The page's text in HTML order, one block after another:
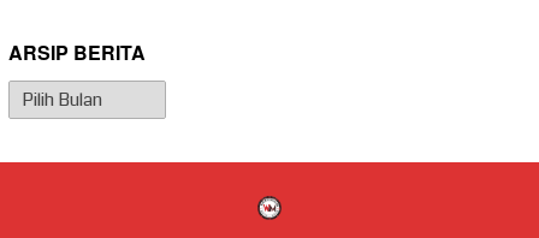
ARSIP BERITA
Arsip
Berita